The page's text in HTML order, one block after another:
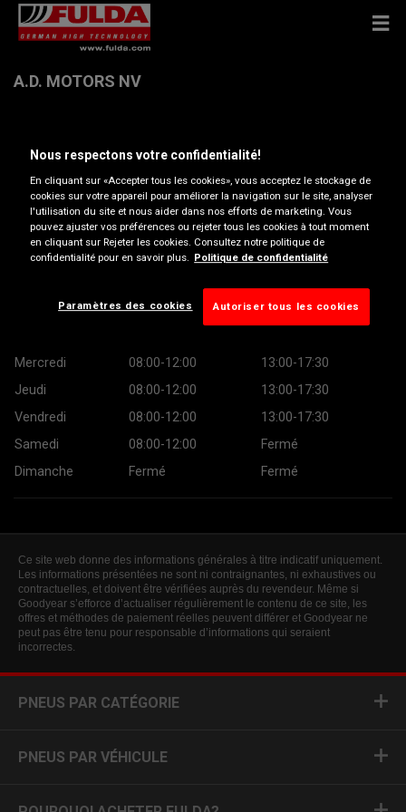
A.D. MOTORS NV
Obtenir directions
Afficher le numéro de téléphone
08:00-12:00
13:00-17:30
Mercredi
08:00-12:00
13:00-17:30
Jeudi
08:00-12:00
13:00-17:30
Vendredi
08:00-12:00
13:00-17:30
Samedi
08:00-12:00
Fermé
Dimanche
Fermé Fermé
Ce site web donne des informations générales à titre indicatif uniquement.
Les informations présentées ne sont ni contraignantes, ni exhaustives ou
contractuelles, et doivent être vérifiées auprès du revendeur. Même si
Goodyear s’efforce d’actualiser régulièrement le contenu de ce site, les
offres et méthodes de paiement réelles peuvent différer et Goodyear ne
peut pas être tenu pour responsable d’informations qui seraient
incorrectes.
PNEUS PAR CATÉGORIE
PNEUS PAR VÉHICULE
Nous respectons votre confidentialité!
En cliquant sur «Accepter tous les cookies», vous acceptez le stockage de
cookies sur votre appareil pour améliorer la navigation sur le site, analyser
l'utilisation du site et nous aider dans nos efforts de marketing. Vous
pouvez ajuster vos préférences ou rejeter tous les cookies à tout moment
en cliquant sur Rejeter les cookies. Consultez notre politique de
confidentialité pour en savoir plus. Politique de confidentialité
Paramètres des cookies Autoriser tous les cookies